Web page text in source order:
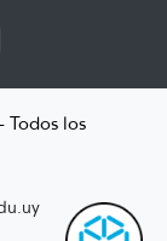
Todos los